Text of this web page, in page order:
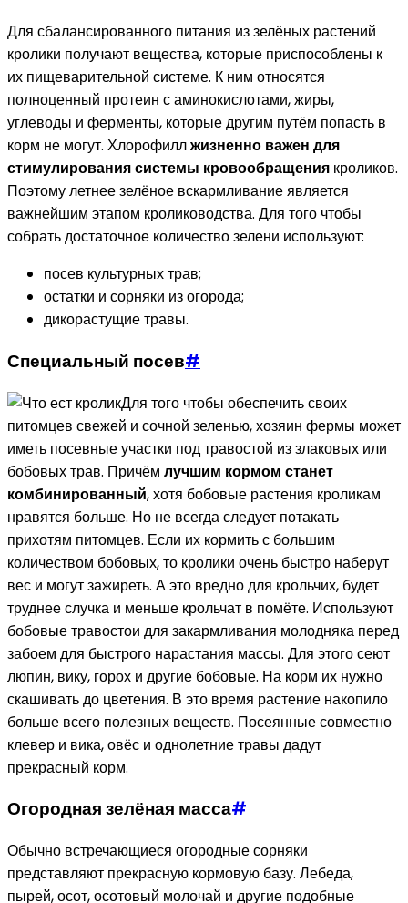
Для сбалансированного питания из зелёных растений
кролики получают вещества, которые приспособлены к
их пищеварительной системе. К ним относятся
полноценный протеин с аминокислотами, жиры,
углеводы и ферменты, которые другим путём попасть в
корм не могут. Хлорофиллжизненно важен для
стимулирования системы кровообращения кроликов.
Поэтому летнее зелёное вскармливание является
важнейшим этапом кролиководства. Для того чтобы
собрать достаточное количество зелени используют:
посев культурных трав;
остатки и сорняки из огорода;
дикорастущие травы.
Специальный посев#
Для того чтобы обеспечить своих
питомцев свежей и сочной зеленью, хозяин фермы может
иметь посевные участки под травостой из злаковых или
бобовых трав. Причём лучшим кормом станет
комбинированный, хотя бобовые растения кроликам
нравятся больше. Но не всегда следует потакать
прихотям питомцев. Если их кормить с большим
количеством бобовых, то кролики очень быстро наберут
вес и могут зажиреть. А это вредно для крольчих, будет
труднее случка и меньше крольчат в помёте. Используют
бобовые травостои для закармливания молодняка перед
забоем для быстрого нарастания массы. Для этого сеют
люпин, вику, горох и другие бобовые. На корм их нужно
скашивать до цветения. В это время растение накопило
больше всего полезных веществ. Посеянные совместно
клевер и вика, овёс и однолетние травы дадут
прекрасный корм.
Огородная зелёная масса#
Обычно встречающиеся огородные сорняки
представляют прекрасную кормовую базу. Лебеда,
пырей, осот, осотовый молочай и другие подобные